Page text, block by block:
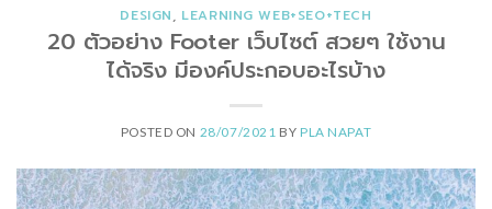
DESIGN, LEARNING WEB+SEO+TECH
20 ตัวอย่าง Footer เว็บไซต์ สวยๆ ใช้งาน
ได้จริง มีองค์ประกอบอะไรบ้าง
POSTED ON 28/07/2021 BY PLA NAPAT